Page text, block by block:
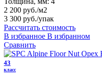
2 200 руб./м2
3 300 руб./упак
Рассчитать стоимость
В избранное В избранном
Сравнить
43
класс